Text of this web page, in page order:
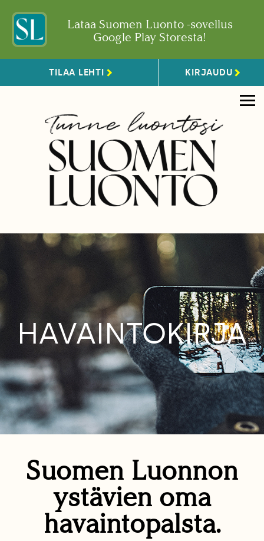
Lataa Suomen Luonto -sovellus
Google Play Storesta!
TILAA LEHTI KIRJAUDU
HAVAINTOKIRJA
Suomen Luonnon
ystävien oma
havaintopalsta.